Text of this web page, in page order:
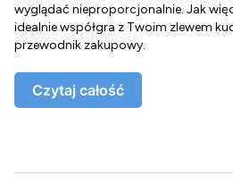
wyglądać nieproporcjonalnie. Jak
idealnie współgra z Twoim zlewem
przewodnik zakupowy.
Czytaj całość